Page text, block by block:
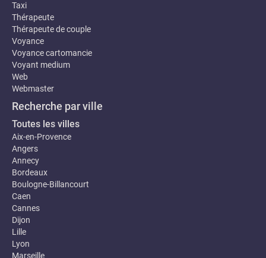
Taxi
Thérapeute
Thérapeute de couple
Voyance
Voyance cartomancie
Voyant medium
Web
Webmaster
Recherche par ville
Toutes les villes
Aix-en-Provence
Angers
Annecy
Bordeaux
Boulogne-Billancourt
Caen
Cannes
Dijon
Lille
Lyon
Marseille